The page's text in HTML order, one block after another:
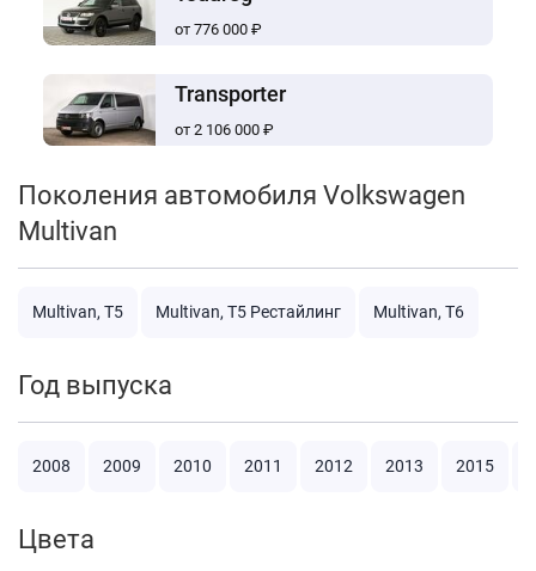
от 776 000 ₽
Transporter
от 2 106 000 ₽
Поколения автомобиля Volkswagen
Multivan
Multivan, T5 Multivan, T5 Рестайлинг Multivan, T6
Год выпуска
2008 2009 2010 2011 2012 2013 2015
Цвета